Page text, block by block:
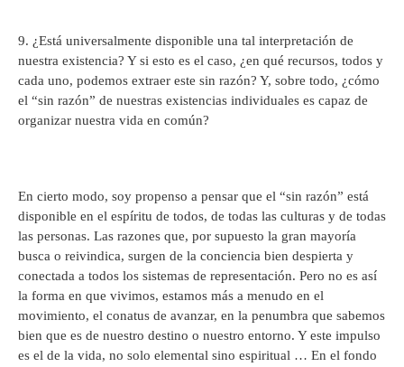
9. ¿Está universalmente disponible una tal interpretación de
nuestra existencia? Y si esto es el caso, ¿en qué recursos, todos y
cada uno, podemos extraer este sin razón? Y, sobre todo, ¿cómo
el “sin razón” de nuestras existencias individuales es capaz de
organizar nuestra vida en común?
En cierto modo, soy propenso a pensar que el “sin razón” está
disponible en el espíritu de todos, de todas las culturas y de todas
las personas. Las razones que, por supuesto la gran mayoría
busca o reivindica, surgen de la conciencia bien despierta y
conectada a todos los sistemas de representación. Pero no es así
la forma en que vivimos, estamos más a menudo en el
movimiento, el conatus de avanzar, en la penumbra que sabemos
bien que es de nuestro destino o nuestro entorno. Y este impulso
es el de la vida, no solo elemental sino espiritual … En el fondo